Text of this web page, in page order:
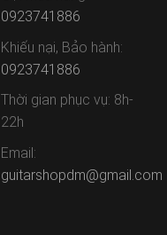
0923741886
Khiếu nại, Bảo hành:
0923741886
Thời gian phục vụ: 8h-
22h
Email:
guitarshopdm@gmail.com